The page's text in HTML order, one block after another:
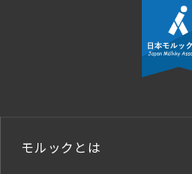
モルックとは